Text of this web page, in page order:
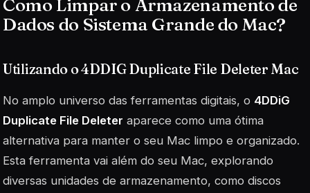
Como Limpar o Armazenamento de
Dados do Sistema Grande do Mac?
Utilizando o 4DDIG Duplicate File Deleter Mac
No amplo universo das ferramentas digitais, o 4DDiG
Duplicate File Deleter aparece como uma ótima
alternativa para manter o seu Mac limpo e organizado.
Esta ferramenta vai além do seu Mac, explorando
diversas unidades de armazenamento, como discos